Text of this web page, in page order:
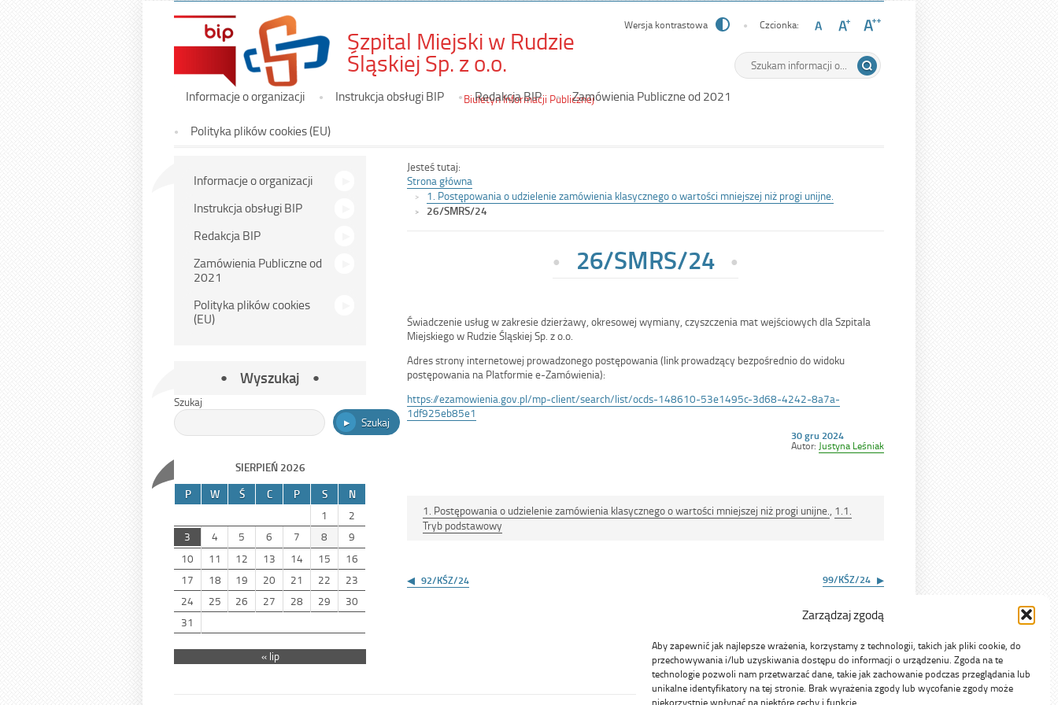
Zarządzaj zgodą
Aby zapewnić jak najlepsze wrażenia, korzystamy z technologii, takich jak pliki cookie, do
przechowywania i/lub uzyskiwania dostępu do informacji o urządzeniu. Zgoda na te
technologie pozwoli nam przetwarzać dane, takie jak zachowanie podczas przeglądania lub
unikalne identyfikatory na tej stronie. Brak wyrażenia zgody lub wycofanie zgody może
niekorzystnie wpłynąć na niektóre cechy i funkcje.
Szpital Miejski w Rudzie
Śląskiej Sp. z o.o.
26/SMRS/24
Biuletyn Informacji Publicznej
Wersja kontrastowa Czcionka:
Wyszukiwarka
Tutaj
wpisz
Menu
główne
Informacje o organizacji Instrukcja obsługi BIP Redakcja BIP
Zamówienia Publiczne od 2021
Polityka plików cookies (EU)
Menu
główne
Informacje o organizacji
Instrukcja obsługi BIP
Redakcja BIP
Zamówienia Publiczne od
2021
Polityka plików cookies
(EU)
Wyszukaj
Szukaj
Szukaj
SIERPIEŃ 2026
P
W Ś C P S
N
1
2
3
4 5 6 7 8
9
10
11 12 13 14 15
16
17
18 19 20 21 22
23
24
25 26 27 28 29
30
31
« lip
Jesteś tutaj:
Strona główna
1. Postępowania o udzielenie zamówienia klasycznego o wartości mniejszej niż progi unijne.
26/SMRS/24
26/SMRS/24
Świadczenie usług w zakresie dzierżawy, okresowej wymiany, czyszczenia mat wejściowych dla Szpitala
Miejskiego w Rudzie Śląskiej Sp. z o.o.
Adres strony internetowej prowadzonego postępowania (link prowadzący bezpośrednio do widoku
postępowania na Platformie e-Zamówienia):
https://ezamowienia.gov.pl/mp-client/search/list/ocds-148610-53e1495c-3d68-4242-8a7a-
1df925eb85e1
Opublikowano
w
30 gru 2024
Autor: Justyna Leśniak
1. Postępowania o udzielenie zamówienia klasycznego o wartości mniejszej niż progi unijne., 1.1.
Tryb podstawowy
wpisu
92/KŚZ/24 99/KŚZ/24